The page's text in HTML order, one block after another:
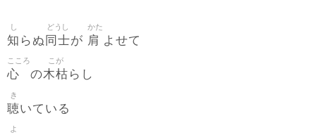
知
し
らぬ 同士
どうし
が 肩
かた
よせて
心
こころ
の木枯
こが
らし
聴
き
いている
よ